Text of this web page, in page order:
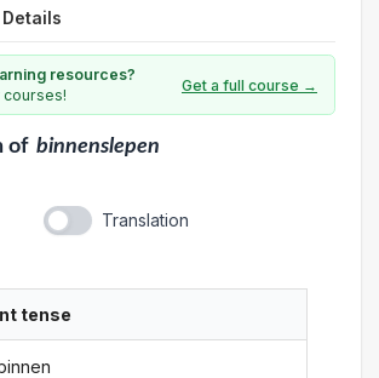
Details
resources?
courses!
Get a full course →
of binnenslepen
Translation
tense